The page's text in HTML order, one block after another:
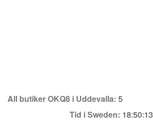
All butiker OKQ8 i Uddevalla: 5
Tid i Sweden: 18:50:13